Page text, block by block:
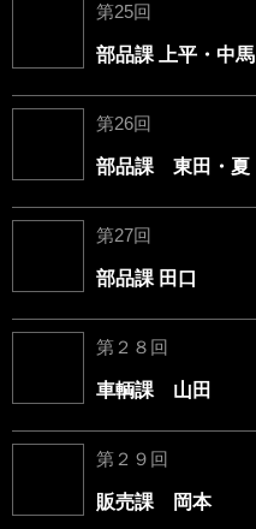
第25回
部品課 上平・中馬
第26回
部品課 東田・夏
第27回
部品課 田口
第２８回
車輌課 山田
第２９回
販売課 岡本